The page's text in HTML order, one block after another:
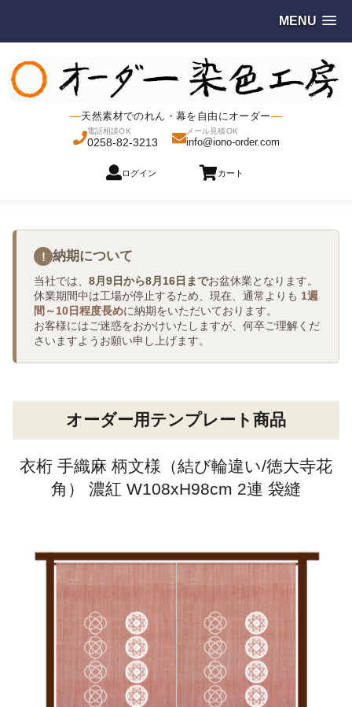
MENU
天然素材でのれん・幕を自由にオーダー
電話相談OK
0258-82-3213
メール見積OK
info@iono-order.com
ログイン カート
! 納期について
当社では、 8月9日から8月16日までお盆休業となります。
休業期間中は工場が停止するため、現在、通常よりも 1週
間～10日程度長めに納期をいただいております。
お客様にはご迷惑をおかけいたしますが、何卒ご理解くだ
さいますようお願い申し上げます。
オーダー用テンプレート商品
衣桁 手織麻 柄文様（結び輪違い/徳大寺花
角） 濃紅 W108xH98cm 2連 袋縫